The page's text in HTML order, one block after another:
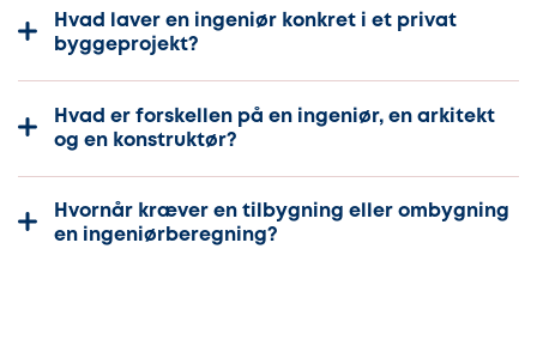
Hvad laver en ingeniør konkret i et privat
byggeprojekt?
Hvad er forskellen på en ingeniør, en arkitekt
og en konstruktør?
Hvornår kræver en tilbygning eller ombygning
en ingeniørberegning?